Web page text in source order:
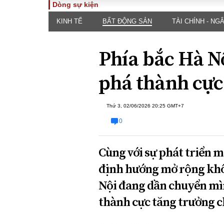
TOÀN CẢNH
Chính sách
Đối thoại
PHÁP
luật
Góc
Hồ sơ
Tiếng
ĐA CHIỀU
Dòng sự kiện
KINH TẾ BẤT ĐỘNG SẢN TÀI CHÍNH -
Phía bắc Hà
phá thành
Thứ 3, 02/06/2026 20:25 GMT+7
0
Cùng với sự phát triển
định hướng mở rộng
Nội đang dần chuyển
thành cực tăng trưởng